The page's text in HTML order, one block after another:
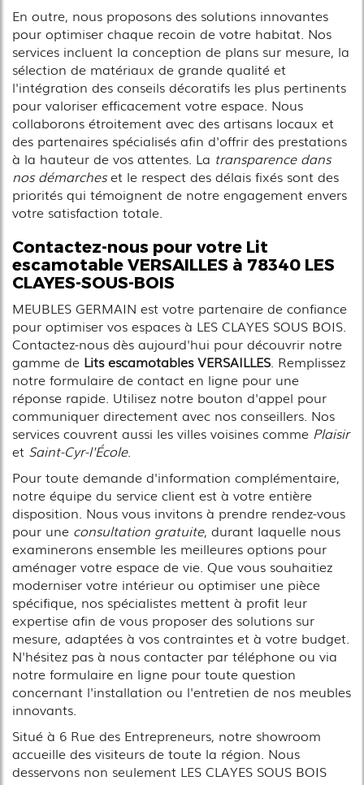
En outre, nous proposons des solutions innovantes
pour optimiser chaque recoin de votre habitat. Nos
services incluent la conception de plans sur mesure, la
sélection de matériaux de grande qualité et
l'intégration des conseils décoratifs les plus pertinents
pour valoriser efficacement votre espace. Nous
collaborons étroitement avec des artisans locaux et
des partenaires spécialisés afin d'offrir des prestations
à la hauteur de vos attentes. La transparence dans
nos démarcheset le respect des délais fixés sont des
priorités qui témoignent de notre engagement envers
votre satisfaction totale.
Contactez-nous pour votre Lit
escamotable VERSAILLES à 78340 LES
CLAYES-SOUS-BOIS
MEUBLES GERMAIN est votre partenaire de confiance
pour optimiser vos espaces à LES CLAYES SOUS BOIS.
Contactez-nous dès aujourd'hui pour découvrir notre
gamme de Lits escamotables VERSAILLES . Remplissez
notre formulaire de contact en ligne pour une
réponse rapide. Utilisez notre bouton d'appel pour
communiquer directement avec nos conseillers. Nos
services couvrent aussi les villes voisines comme Plaisir
et Saint-Cyr-l'École.
Pour toute demande d'information complémentaire,
notre équipe du service client est à votre entière
disposition. Nous vous invitons à prendre rendez-vous
pour une consultation gratuite, durant laquelle nous
examinerons ensemble les meilleures options pour
aménager votre espace de vie. Que vous souhaitiez
moderniser votre intérieur ou optimiser une pièce
spécifique, nos spécialistes mettent à profit leur
expertise afin de vous proposer des solutions sur
mesure, adaptées à vos contraintes et à votre budget.
N'hésitez pas à nous contacter par téléphone ou via
notre formulaire en ligne pour toute question
concernant l'installation ou l'entretien de nos meubles
innovants.
Situé à 6 Rue des Entrepreneurs, notre showroom
accueille des visiteurs de toute la région. Nous
desservons non seulement LES CLAYES SOUS BOIS